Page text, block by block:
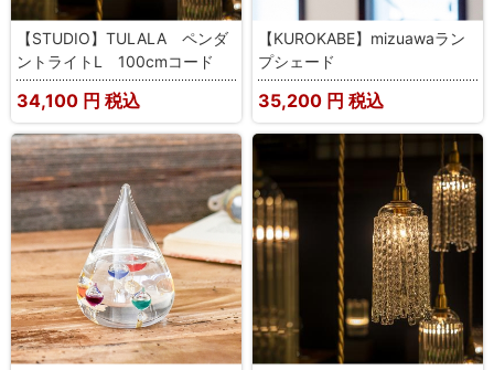
【STUDIO】TULALA ペンダ
ントライトL 100cmコード
34,100 円 税込
【KUROKABE】mizuawaラン
プシェード
35,200 円 税込